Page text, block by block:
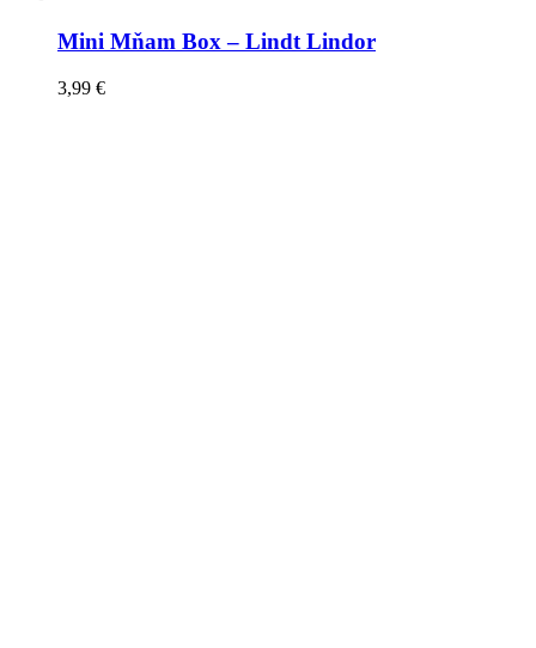
Mini Mňam Box – Lindt Lindor
3,99 €